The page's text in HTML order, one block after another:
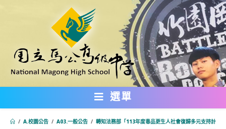
內
選單
/ A.校園公告 / A03.一般公告 / 轉知法務部「113年度毒品更生人社會復歸多元支持計畫」